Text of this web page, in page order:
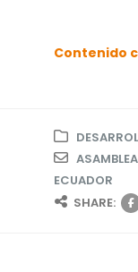
Contenido
ECUADOR
SHARE: